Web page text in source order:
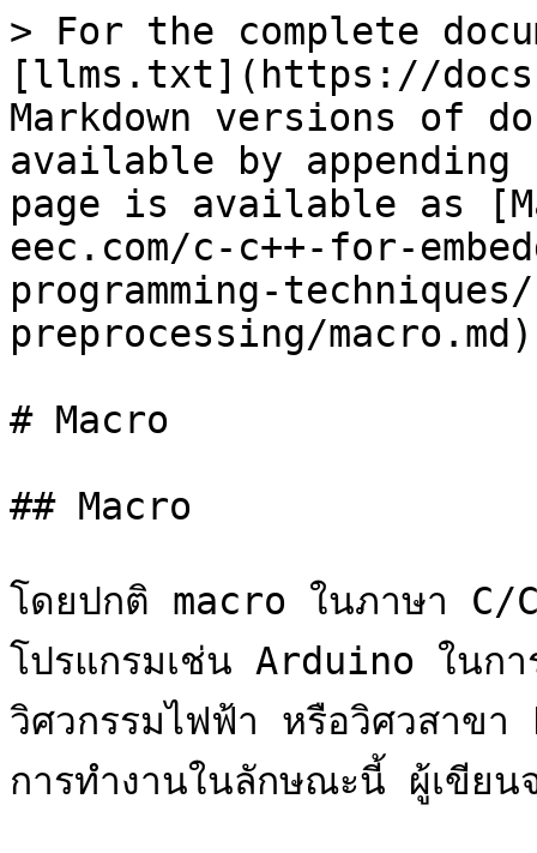
> For the complete
[llms.txt](https://
Markdown versions of
available by
page is available as
eec.com/c-c++-for-
programming-
preprocessing/
# Macro
## Macro
โดยปกติ macro ในภาษา C/
โปรแกรมเช่น Arduino ในกา
วิศวกรรมไฟฟ้า หรือวิศวสาขา
การทำงานในลักษณะนี้ ผู้เขียน